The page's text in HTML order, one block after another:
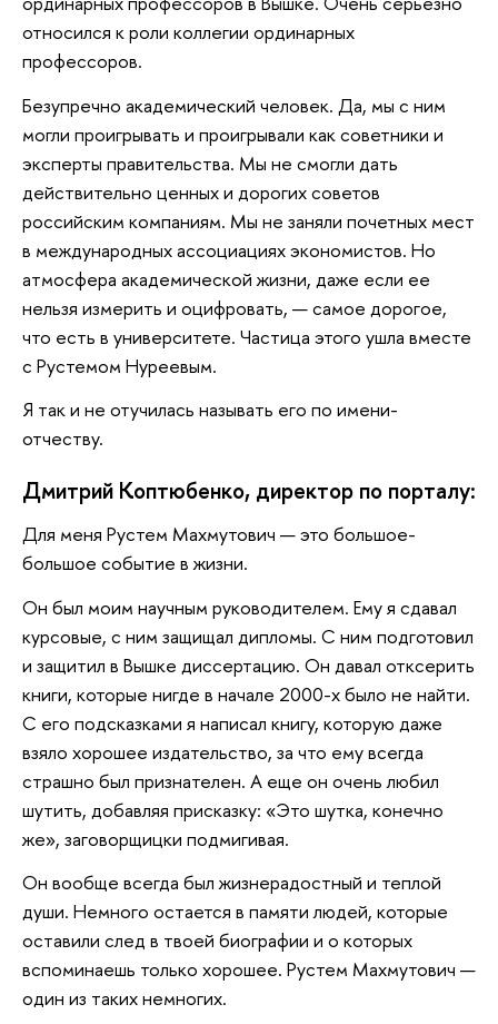
относился к роли коллегии ординарных
профессоров.
Безупречно академический человек. Да, мы с ним
могли проигрывать и проигрывали как советники и
эксперты правительства. Мы не смогли дать
действительно ценных и дорогих советов
российским компаниям. Мы не заняли почетных мест
в международных ассоциациях экономистов. Но
атмосфера академической жизни, даже если ее
нельзя измерить и оцифровать, — самое дорогое,
что есть в университете. Частица этого ушла вместе
с Рустемом Нуреевым.
Я так и не отучилась называть его по имени-
отчеству.
Дмитрий Коптюбенко, директор по порталу:
Для меня Рустем Махмутович — это большое-
большое событие в жизни.
Он был моим научным руководителем. Ему я сдавал
курсовые, с ним защищал дипломы. С ним подготовил
и защитил в Вышке диссертацию. Он давал отксерить
книги, которые нигде в начале 2000-х было не найти.
С его подсказками я написал книгу, которую даже
взяло хорошее издательство, за что ему всегда
страшно был признателен. А еще он очень любил
шутить, добавляя присказку: «Это шутка, конечно
же», заговорщицки подмигивая.
Он вообще всегда был жизнерадостный и теплой
души. Немного остается в памяти людей, которые
оставили след в твоей биографии и о которых
вспоминаешь только хорошее. Рустем Махмутович —
один из таких немногих.